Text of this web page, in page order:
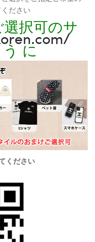
ださい
択可のサ
に
ください